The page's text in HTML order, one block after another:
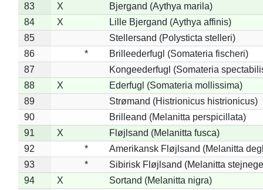
83
X
Bjergand (Aythya marila)
84
X
Lille Bjergand (Aythya affinis)
85
Stellersand (Polysticta stelleri)
86
*
Brilleederfugl (Somateria fischeri)
87
Kongeederfugl (Somateria
88
X
Ederfugl (Somateria mollissima)
89
Strømand (Histrionicus histrionicus)
90
Brilleand (Melanitta perspicillata)
91
X
Fløjlsand (Melanitta fusca)
92
*
Amerikansk Fløjlsand (Melanitta
93
*
Sibirisk Fløjlsand (Melanitta
94
X
Sortand (Melanitta nigra)